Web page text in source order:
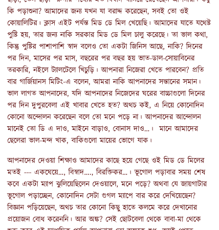
কি পড়াশুনা? আমাদের জন্য যখন যা বরাদ্দ করেছেন, সবই তো ওই
কোয়ালিটির। ক্লাস এইট পর্যন্ত মিড ডে মিল খেয়েছি। আমাদের যাতে যথেষ্ট
পুষ্টি হয়, তার জন্য নাকি সরকার মিড ডে মিল চালু করেছে। তা ভাল কথা,
কিন্তু পুষ্টির পাশাপাশি স্বাদ বলেও তো একটা জিনিস আছে, নাকি? দিনের
পর দিন, মাসের পর মাস, বছরের পর বছর হয় ভাত-ডাল-সোয়াবিনের
তরকারি, নইলে ট্যালটেলে খিচুড়ি। আপনারা নিজেরা খেতে পারবেন? প্রতি
বার গার্জিয়ানস মিটিং-এ বলেন, আমরা নাকি আপনাদের সন্তানের সমান।
ভাল লাগত আপনাদের, যদি আপনাদের নিজেদের ঘরের বাচ্চাগুলো দিনের
পর দিন দুপুরবেলা এই খাবার খেতে হত? অথচ কই, এ নিয়ে কোনোদিন
কোনো অন্দোলন করেছেন বলে তো মনে পড়ে না। আপনাদের আন্দোলন
মানেই তো ডি এ দাও, মাইনে বাড়াও, বোনাস দাও…। মানে আমাদের
ছেলেরা ভাল-মন্দ খাক, বাকিগুলো মায়ের ভোগে যাক।
আপনাদের দেওয়া শিক্ষাও আমাদের কাছে হয়ে গেছে ওই মিড ডে মিলের
মতই --- একঘেয়ে…, বিস্বাদ…., বিরক্তিকর…। ভূগোল পড়াবার সময় শেষ
কবে একটা ম্যাপ ঝুলিয়েছিলেন দেওয়ালে, মনে পড়ে? অথবা যে জায়গাটার
ভূগোল পড়াচ্ছেন, কোনোদিন সেটা গুগল ম্যাপে বার করে দেখিয়েছেন?
বিজ্ঞান পড়িয়েছেন, অথচ তার কোনো কিছু হাতে কলমে করে দেখানোর
প্রয়োজন বোধ করেননি। আর অঙ্ক? সেই ছোটবেলা থেকে বাবা-মা থেকে